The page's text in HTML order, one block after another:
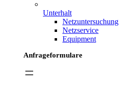
Unterhalt
Netzuntersuchung
Netzservice
Equipment
Anfrageformulare